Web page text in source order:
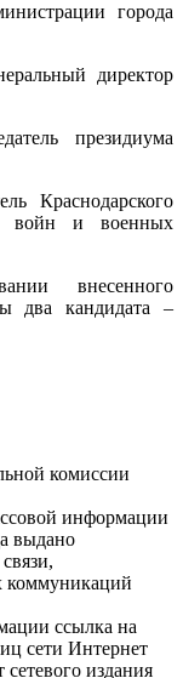
города
директор
президиума
Краснодарского
войн и военных
внесенного
два кандидата –
комиссии
информации
выдано
коммуникаций
ссылка на
сети Интернет
сетевого издания